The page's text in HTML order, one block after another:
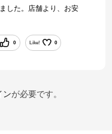
した。店舗より、お安
0 Like! 0
ンが必要です。